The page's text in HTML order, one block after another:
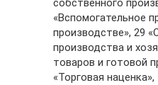
собственного
«Вспомогательное
производстве», 29
производства и
товаров и готовой
«Торговая